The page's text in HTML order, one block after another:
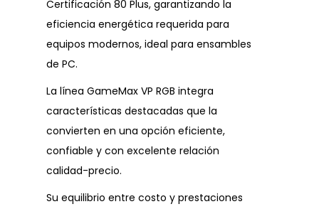
Certificación 80 Plus, garantizando la
eficiencia energética requerida para
equipos modernos, ideal para ensambles
de PC.
La línea GameMax VP RGB integra
características destacadas que la
convierten en una opción eficiente,
confiable y con excelente relación
calidad-precio.
Su equilibrio entre costo y prestaciones